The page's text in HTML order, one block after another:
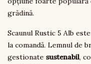
grădină.
Scaunul Rustic 5 Alb
la comandă. Lemnul de
gestionate sustenabil,